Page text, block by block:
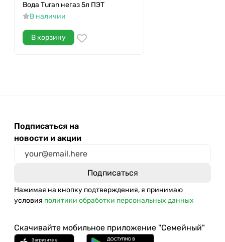
Вода Тuran негаз 5л ПЭТ
В наличии
В корзину
Подписаться на
новости и акции
Нажимая на кнопку подтверждения, я принимаю
условия политики обработки персональных данных
Скачивайте мобильное приложение "Семейный"